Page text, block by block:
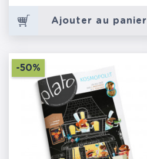
Ajouter au panier
-50%